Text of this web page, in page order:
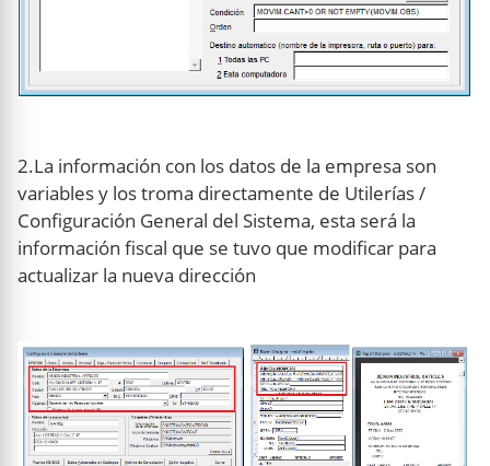
2.La información con los datos de la empresa son
variables y los troma directamente de Utilerías /
Configuración General del Sistema, esta será la
información fiscal que se tuvo que modificar para
actualizar la nueva dirección